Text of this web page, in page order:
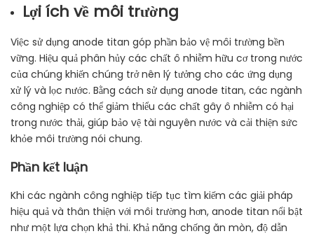
Lợi ích về môi trường
Việc sử dụng anode titan góp phần bảo vệ môi trường bền
vững. Hiệu quả phân hủy các chất ô nhiễm hữu cơ trong nước
của chúng khiến chúng trở nên lý tưởng cho các ứng dụng
xử lý và lọc nước. Bằng cách sử dụng anode titan, các ngành
công nghiệp có thể giảm thiểu các chất gây ô nhiễm có hại
trong nước thải, giúp bảo vệ tài nguyên nước và cải thiện sức
khỏe môi trường nói chung.
Phần kết luận
Khi các ngành công nghiệp tiếp tục tìm kiếm các giải pháp
hiệu quả và thân thiện với môi trường hơn, anode titan nổi bật
như một lựa chọn khả thi. Khả năng chống ăn mòn, độ dẫn